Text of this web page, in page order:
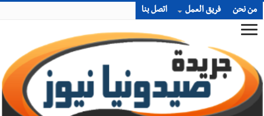
من نحن فريق العمل اتصل بنا